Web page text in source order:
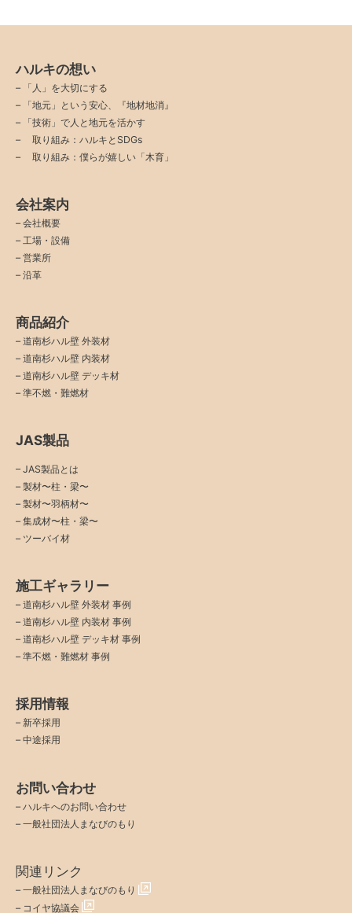
ハルキの想い
–
「人」を大切にする
–
「地元」という安心、『地材地消』
–
「技術」で人と地元を活かす
–
取り組み：ハルキとSDGs
–
取り組み：僕らが嬉しい「木育」
会社案内
– 会社概要
– 工場・設備
– 営業所
– 沿革
商品紹介
– 道南杉ハル壁 外装材
– 道南杉ハル壁 内装材
– 道南杉ハル壁 デッキ材
– 準不燃・難燃材
JAS製品
– JAS製品とは
– 製材〜柱・梁〜
– 製材〜羽柄材〜
– 集成材〜柱・梁〜
– ツーバイ材
施工ギャラリー
– 道南杉ハル壁 外装材 事例
– 道南杉ハル壁 内装材 事例
– 道南杉ハル壁 デッキ材 事例
– 準不燃・難燃材 事例
採用情報
– 新卒採用
– 中途採用
お問い合わせ
– ハルキへのお問い合わせ
– 一般社団法人まなびのもり
関連リンク
– 一般社団法人まなびのもり
– コイヤ協議会